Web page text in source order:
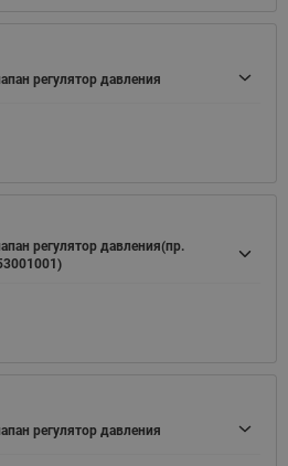
регулятор давления
регулятор давления(пр.
регулятор давления